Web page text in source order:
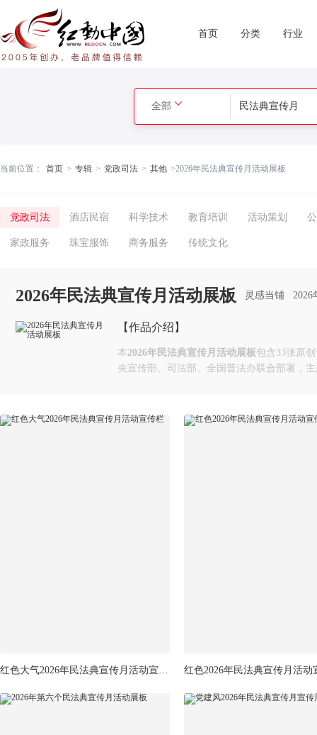
首页 分类 行业
全部
当前位置： 首页 > 专辑 > 党政司法 > 其他 >2026年民法典宣传月活动展板
党政司法 酒店民宿 科学技术 教育培训 活动策划
家政服务 珠宝服饰 商务服务 传统文化
2026年民法典宣传月活动展板 灵感当铺 2026
【作品介绍】
本2026年民法典宣传月活动展板包含33张原
央宣传部、司法部、全国普法办联合部署，
红色大气2026年民法典宣传月活动宣传栏